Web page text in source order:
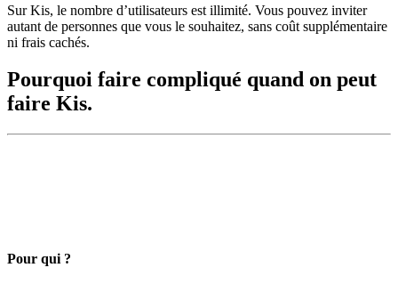
Sur Kis, le nombre d’utilisateurs est illimité. Vous pouvez inviter
autant de personnes que vous le souhaitez, sans coût supplémentaire
ni frais cachés.
Pourquoi faire compliqué quand on peut
faire Kis.
Pour qui ?